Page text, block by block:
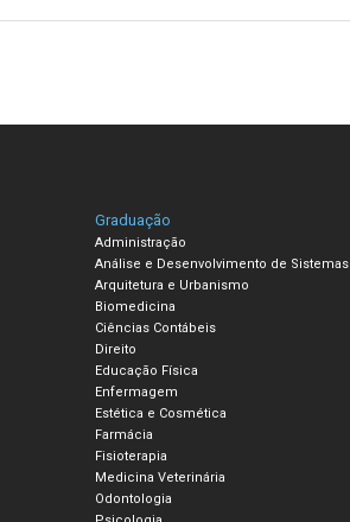
Graduação
Administração
Análise e Desenvolvimento de Sistemas
Arquitetura e Urbanismo
Biomedicina
Ciências Contábeis
Direito
Educação Física
Enfermagem
Estética e Cosmética
Farmácia
Fisioterapia
Medicina Veterinária
Odontologia